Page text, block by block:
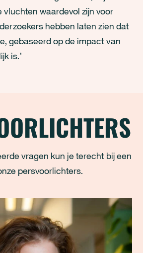
waardevol zijn voor
hebben laten zien dat
gebaseerd op de impact van
is.’
vragen kun je terecht bij een
persvoorlichters.